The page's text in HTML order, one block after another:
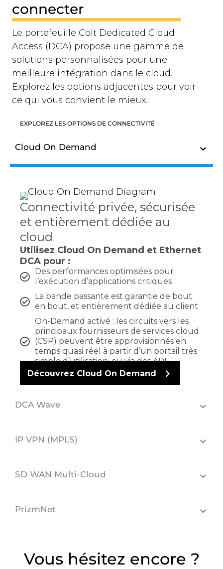
connecter
Le portefeuille Colt Dedicated Cloud
Access (DCA) propose une gamme de
solutions personnalisées pour une
meilleure intégration dans le cloud.
Explorez les options adjacentes pour voir
ce qui vous convient le mieux.
EXPLOREZ LES OPTIONS DE CONNECTIVITÉ
Cloud On Demand
Connectivité privée, sécurisée
et entièrement dédiée au
cloud
Utilisez Cloud On Demand et Ethernet
DCA pour :
Des performances optimisées pour
l’exécution d’applications critiques
La bande passante est garantie de bout
en bout, et entièrement dédiée au client
On-Demand activé : les circuits vers les
principaux fournisseurs de services cloud
(CSP) peuvent être approvisionnés en
temps quasi réel à partir d’un portail très
simple d’utilisation, ou via des API
Découvrez Cloud On Demand
DCA Wave
IP VPN (MPLS)
SD WAN Multi-Cloud
PrizmNet
Vous hésitez encore ?